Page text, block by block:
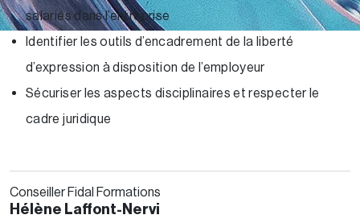
salariés dans l’entreprise
Identifier les outils d’encadrement de la liberté
d’expression à disposition de l’employeur
Sécuriser les aspects disciplinaires et respecter le
cadre juridique
Conseiller Fidal Formations
Hélène Laffont-Nervi